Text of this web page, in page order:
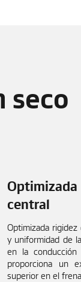
seco
central
Optimizada
y uniformidad de
en la
proporciona un
superior en el